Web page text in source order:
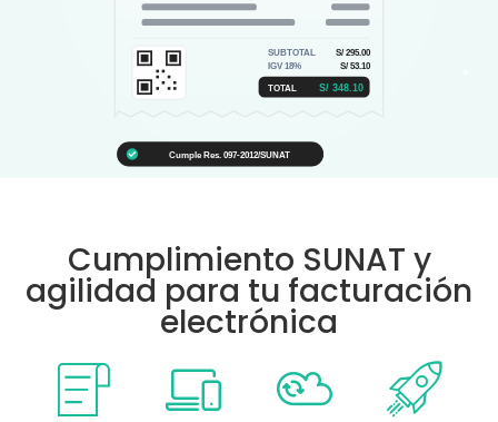
Cumplimiento SUNAT y
agilidad para tu facturación
electrónica